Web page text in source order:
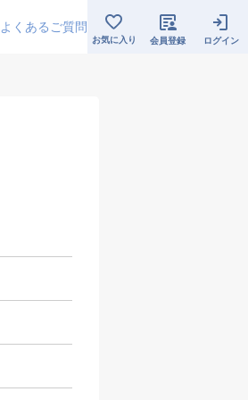
よくあるご質問
お気に入り 会員登録 ログイン